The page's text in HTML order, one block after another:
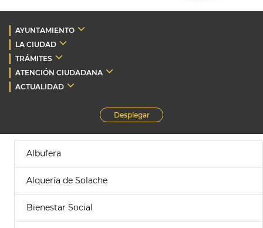
AYUNTAMIENTO
LA CIUDAD
TRÁMITES
ATENCIÓN CIUDADANA
ACTUALIDAD
Desplegar
Albufera
Alquería de Solache
Bienestar Social